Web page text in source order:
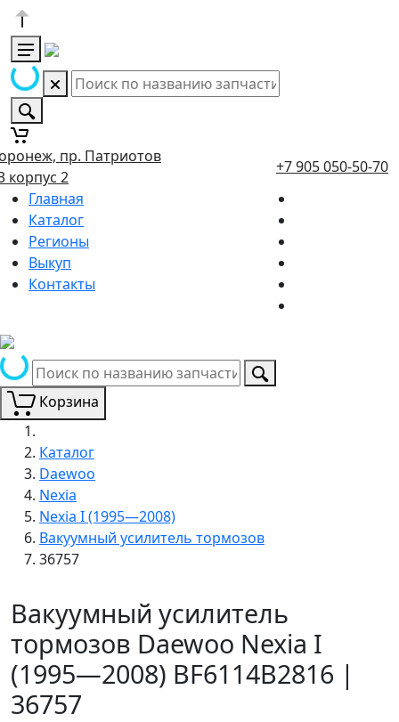
пр. Патриотов
корпус 2
+7 905 050-50-70
Главная
Каталог
Регионы
Выкуп
Контакты
Корзина
Каталог
Daewoo
Nexia
Nexia I (1995—2008)
Вакуумный усилитель тормозов
36757
Вакуумный усилитель
тормозов Daewoo Nexia I
(1995—2008) BF6114B2816 |
36757